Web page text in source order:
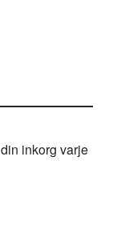
inkorg varje